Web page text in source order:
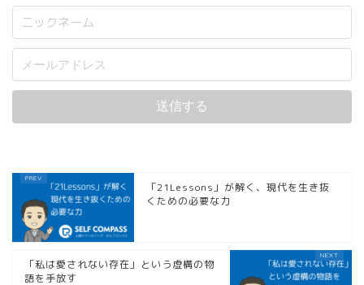
「21Lessons」が解く、現代を生き抜
くための必要な力
「私は愛されない存在」という虚構の物
語を手放す